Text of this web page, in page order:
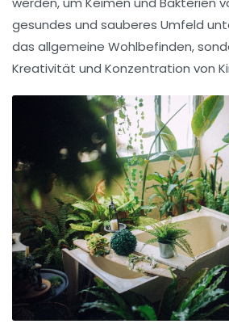
gesundes und sauberes Umfeld
das allgemeine Wohlbefinden,
Kreativität und Konzentration von